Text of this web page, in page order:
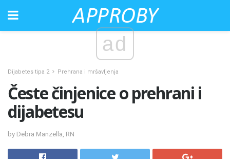
ad
Dijabetes tipa 2 Prehrana i mršavljenja
Česte činjenice o prehrani i
dijabetesu
by Debra Manzella, RN